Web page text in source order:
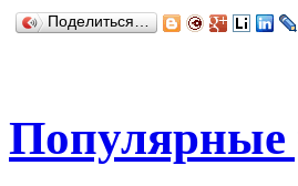
Поделиться…
Популярные